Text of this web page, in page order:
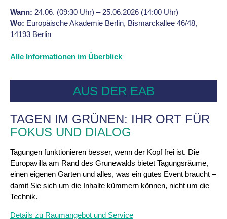
Wann: 24.06. (09:30 Uhr) – 25.06.2026 (14:00 Uhr)
Wo: Europäische Akademie Berlin, Bismarckallee 46/48,
14193 Berlin
Alle Informationen im Überblick
AUS DER EAB
TAGEN IM GRÜNEN: IHR ORT FÜR
FOKUS UND DIALOG
Tagungen funktionieren besser, wenn der Kopf frei ist. Die
Europavilla am Rand des Grunewalds bietet Tagungsräume,
einen eigenen Garten und alles, was ein gutes Event braucht –
damit Sie sich um die Inhalte kümmern können, nicht um die
Technik.
Details zu Raumangebot und Service